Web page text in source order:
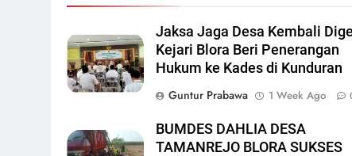
Jaksa Jaga Desa Kembali
Kejari Blora Beri Penerangan
Hukum ke Kades di Kunduran
Guntur Prabawa
1 Week Ago
BUMDES DAHLIA DESA
TAMANREJO BLORA SUKSES